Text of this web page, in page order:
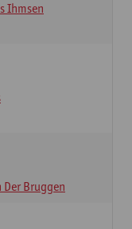
Ihmsen
Der Bruggen